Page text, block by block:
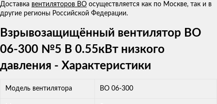
Доставка вентиляторов ВО осуществляется как по Москве, так и в
другие регионы Российской Федерации.
Взрывозащищённый вентилятор ВО
06-300 №5 В 0.55кВт низкого
давления - Характеристики
Модель вентилятора ВО 06-300